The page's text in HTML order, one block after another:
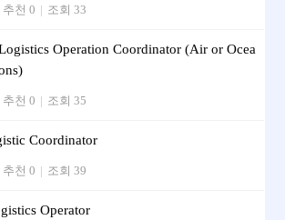
추천 0 | 조회 33
Operation Coordinator (Air or Ocea
추천 0 | 조회 35
Coordinator
추천 0 | 조회 39
Operator